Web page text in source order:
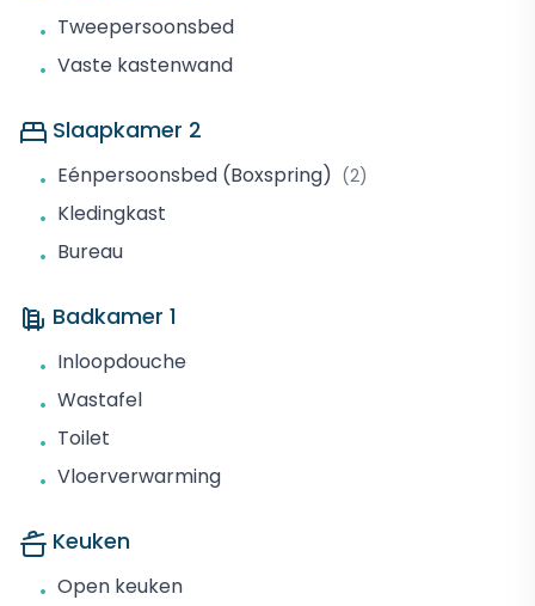
• Tweepersoonsbed
• Vaste kastenwand
Slaapkamer 2
• Eénpersoonsbed (Boxspring) (2)
• Kledingkast
• Bureau
Badkamer 1
• Inloopdouche
• Wastafel
• Toilet
• Vloerverwarming
Keuken
• Open keuken